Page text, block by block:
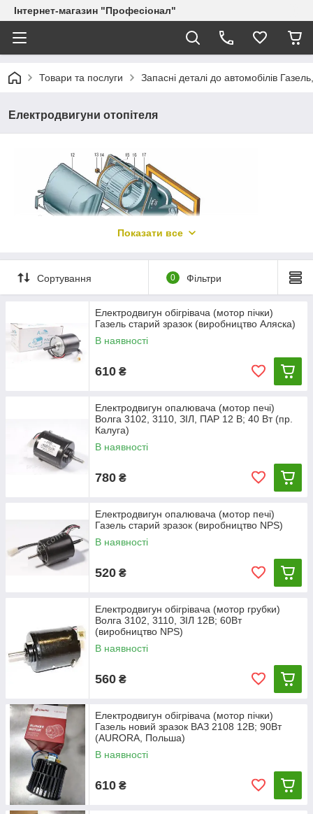
Інтернет-магазин "Професіонал"
Товари та послуги Запасні деталі до автомобілів
Електродвигуни отопітеля
Для зняття і установки електровентилятора 16 виконайте
наступні операції.
1. Відкрийте кришку речового ящика на панелі приладів.
2.Зніміть чотири гвинти кріплення речового ящика і вийміть
3.Виверніть два гвинти 15 кріплення кришки 12 вентилятора і
зніміть її з корпусу 11 нагрівника.
4.Про тсоедините від електродвигуна вентилятора провід 14,
зніміть з нього ущільнювач
13 і вийміть вентилятор з корпусу обігрівача.
5. Встановіть електровентилятор в порядку, зворотному
Показати все
Сортування 0 Фільтри
Електродвигун обігрівача (мотор пічки)
Газель старий зразок (виробництво Аляска)
В наявності
610 ₴
Електродвигун опалювача (мотор печі)
Волга 3102, 3110, ЗІЛ, ПАР 12 В; 40 Вт (пр.
Калуга)
В наявності
780 ₴
Електродвигун опалювача (мотор печі)
Газель старий зразок (виробництво NPS)
В наявності
520 ₴
Електродвигун обігрівача (мотор грубки)
Волга 3102, 3110, ЗІЛ 12В; 60Вт
(виробництво NPS)
В наявності
560 ₴
Електродвигун обігрівача (мотор пічки)
Газель новий зразок ВАЗ 2108 12В; 90Вт
(AURORA, Польша)
В наявності
610 ₴